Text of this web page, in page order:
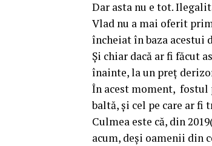
Dar asta nu e tot.
Vlad nu a mai oferit
încheiat în baza acestui
Și chiar dacă ar fi făcut
înainte, la un preț
În acest moment, fostul
baltă, și cel pe care ar fi
Culmea este că, din
acum, deși oamenii din